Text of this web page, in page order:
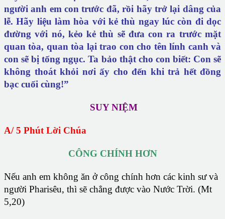
người anh em con trước đã, rồi hãy trở lại dâng của
lễ. Hãy liệu làm hòa với kẻ thù ngay lúc còn đi dọc
đường với nó, kẻo kẻ thù sẽ đưa con ra trước mặt
quan tòa, quan tòa lại trao con cho tên lính canh và
con sẽ bị tống ngục. Ta bảo thật cho con biết: Con sẽ
không thoát khỏi nơi ấy cho đến khi trả hết đồng
bạc cuối cùng!”
SUY NIỆM
A/ 5 Phút Lời Chúa
CÔNG CHÍNH HƠN
Nếu anh em không ăn ở công chính hơn các kinh sư và
người Pharisêu, thì sẽ chẳng được vào Nước Trời. (Mt
5,20)